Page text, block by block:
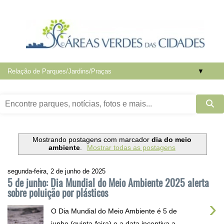
▼
Mostrando postagens com marcador dia do meio
ambiente. Mostrar todas as postagens
segunda-feira, 2 de junho de 2025
5 de junho: Dia Mundial do Meio Ambiente 2025 alerta
sobre poluição por plásticos
›
O Dia Mundial do Meio Ambiente é 5 de